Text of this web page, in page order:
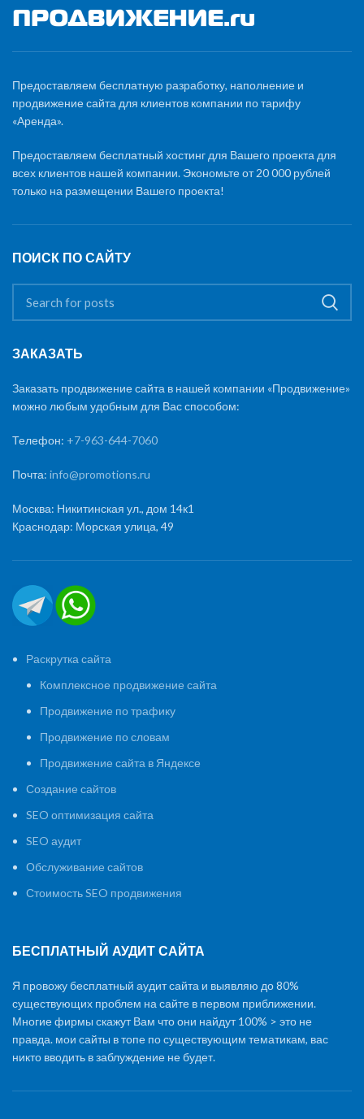
Предоставляем бесплатную разработку, наполнение и
продвижение сайта для клиентов компании по тарифу
«Аренда».
Предоставляем бесплатный хостинг для Вашего проекта для
всех клиентов нашей компании. Экономьте от 20 000 рублей
только на размещении Вашего проекта!
ПОИСК ПО САЙТУ
ЗАКАЗАТЬ
Заказать продвижение сайта в нашей компании «Продвижение»
можно любым удобным для Вас способом:
Телефон: +7-963-644-7060
Почта: info@promotions.ru
Москва: Никитинская ул., дом 14к1
Краснодар: Морская улица, 49
Раскрутка сайта
Комплексное продвижение сайта
Продвижение по трафику
Продвижение по словам
Продвижение сайта в Яндексе
Создание сайтов
SEO оптимизация сайта
SEO аудит
Обслуживание сайтов
Стоимость SEO продвижения
БЕСПЛАТНЫЙ АУДИТ САЙТА
Я провожу бесплатный аудит сайта и выявляю до 80%
существующих проблем на сайте в первом приближении.
Многие фирмы скажут Вам что они найдут 100% > это не
правда. мои сайты в топе по существующим тематикам, вас
никто вводить в заблуждение не будет.